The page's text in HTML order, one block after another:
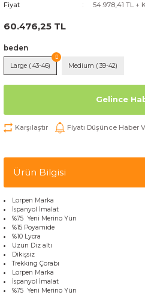
Fiyat
54.978,41 TL +
60.476,25 TL
beden
Large ( 43-46) Medium ( 39-42)
Gelince
Karşılaştır Fiyatı Düşünce Haber
Ürün Bilgisi
Lorpen Marka
İspanyol İmalat
%75 Yeni Merino Yün
%15 Poyamide
%10 Lycra
Uzun Diz altı
Dikişsiz
Trekking Çorabı
Lorpen Marka
İspanyol İmalat
%75 Yeni Merino Yün